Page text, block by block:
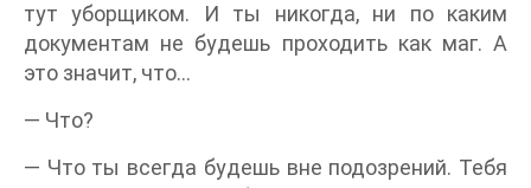
тут уборщиком. И ты никогда, ни по каким
документам не будешь проходить как маг. А
это значит, что…
— Что?
— Что ты всегда будешь вне подозрений. Тебя